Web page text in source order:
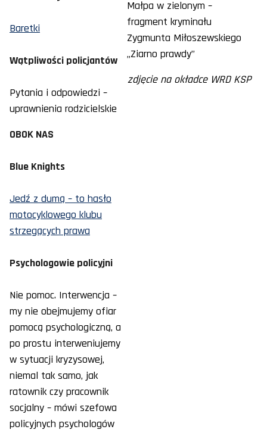
Baretki
Wątpliwości policjantów
Pytania i odpowiedzi –
uprawnienia rodzicielskie
OBOK NAS
Blue Knights
Jedź z dumą – to hasło
motocyklowego klubu
strzegących prawa
Psychologowie policyjni
Nie pomoc. Interwencja –
my nie obejmujemy ofiar
pomocą psychologiczną, a
po prostu interweniujemy
w sytuacji kryzysowej,
niemal tak samo, jak
ratownik czy pracownik
socjalny – mówi szefowa
policyjnych psychologów
Małpa w zielonym –
fragment kryminału
Zygmunta Miłoszewskiego
„Ziarno prawdy”
zdjęcie na okładce WRD KSP